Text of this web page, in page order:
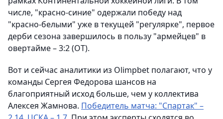
числе, "красно-синие" одержали победу над
"красно-белыми" уже в текущей "регулярке", первое
дерби сезона завершилось в пользу "армейцев" в
овертайме – 3:2 (ОТ).
Вот и сейчас аналитики из Olimpbet полагают, что у
команды Сергея Федорова шансов на
благоприятный исход больше, чем у коллектива
Алексея Жамнова. Победитель матча: "Спартак" –